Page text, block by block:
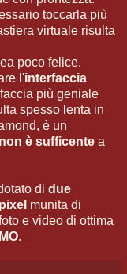
toccarla più
virtuale risulta
poco felice.
l'interfaccia
più geniale
spesso lenta in
è un
non è sufficente a
di due
munita di
e video di ottima
.